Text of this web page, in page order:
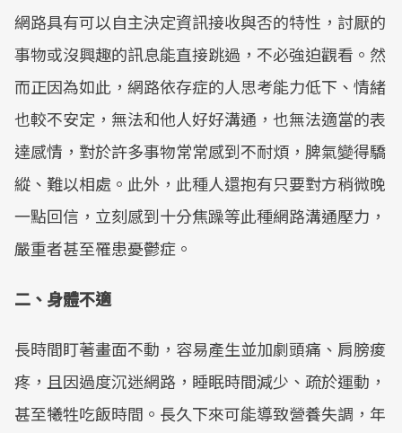
網路具有可以自主決定資訊接收與否的特性，討厭的
事物或沒興趣的訊息能直接跳過，不必強迫觀看。然
而正因為如此，網路依存症的人思考能力低下、情緒
也較不安定，無法和他人好好溝通，也無法適當的表
達感情，對於許多事物常常感到不耐煩，脾氣變得驕
縱、難以相處。此外，此種人還抱有只要對方稍微晚
一點回信，立刻感到十分焦躁等此種網路溝通壓力，
嚴重者甚至罹患憂鬱症。
二、身體不適
長時間盯著畫面不動，容易產生並加劇頭痛、肩膀痠
疼，且因過度沉迷網路，睡眠時間減少、疏於運動，
甚至犧牲吃飯時間。長久下來可能導致營養失調，年